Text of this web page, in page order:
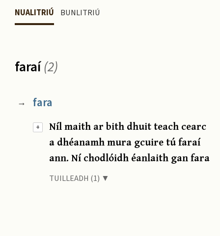
NUALITRIÚ BUNLITRIÚ
faraí(2)
+
→ fara
Níl maith ar bith dhuit teach cearc
a dhéanamh mura gcuire tú faraí
ann. Ní chodlóidh éanlaith gan fara
TUILLEADH (1) ▼